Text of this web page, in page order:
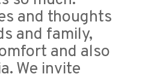
and thoughts
and family,
and also
We invite